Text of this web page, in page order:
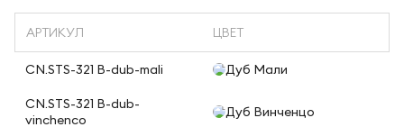
АРТИКУЛ ЦВЕТ
CN.STS-321 B-dub-mali Дуб Мали
CN.STS-321 B-dub-
vinchenco
Дуб Винченцо